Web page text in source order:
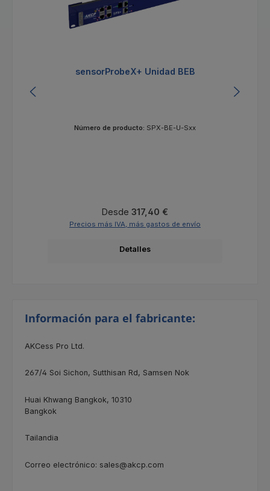
sensorProbeX+ Unidad BEB
Número de producto: SPX-BE-U-Sxx
Precio normal:
Desde 317,40 €
Precios más IVA, más gastos de envío
Detalles
Información para el fabricante:
AKCess Pro Ltd.
267/4 Soi Sichon, Sutthisan Rd, Samsen Nok
Huai Khwang Bangkok, 10310
Bangkok
Tailandia
Correo electrónico: sales@akcp.com